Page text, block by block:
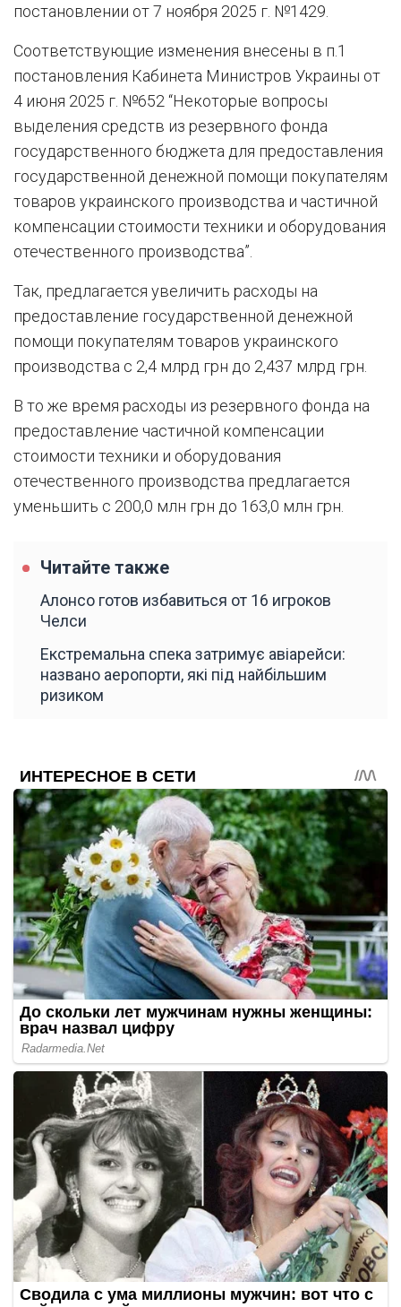
постановлении от 7 ноября 2025 г. №1429.
Соответствующие изменения внесены в п.1
постановления Кабинета Министров Украины от
4 июня 2025 г. №652 “Некоторые вопросы
выделения средств из резервного фонда
государственного бюджета для предоставления
государственной денежной помощи покупателям
товаров украинского производства и частичной
компенсации стоимости техники и оборудования
отечественного производства”.
Так, предлагается увеличить расходы на
предоставление государственной денежной
помощи покупателям товаров украинского
производства с 2,4 млрд грн до 2,437 млрд грн.
В то же время расходы из резервного фонда на
предоставление частичной компенсации
стоимости техники и оборудования
отечественного производства предлагается
уменьшить с 200,0 млн грн до 163,0 млн грн.
Читайте также
Алонсо готов избавиться от 16 игроков
Челси
Екстремальна спека затримує авіарейси:
названо аеропорти, які під найбільшим
ризиком